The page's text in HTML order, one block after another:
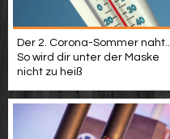
Der 2. Corona-Sommer naht..
So wird dir unter der Maske
nicht zu heiß